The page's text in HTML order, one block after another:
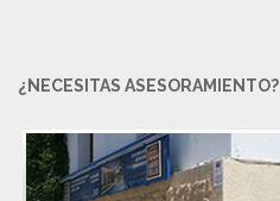
¿NECESITAS ASESORAMIENTO?